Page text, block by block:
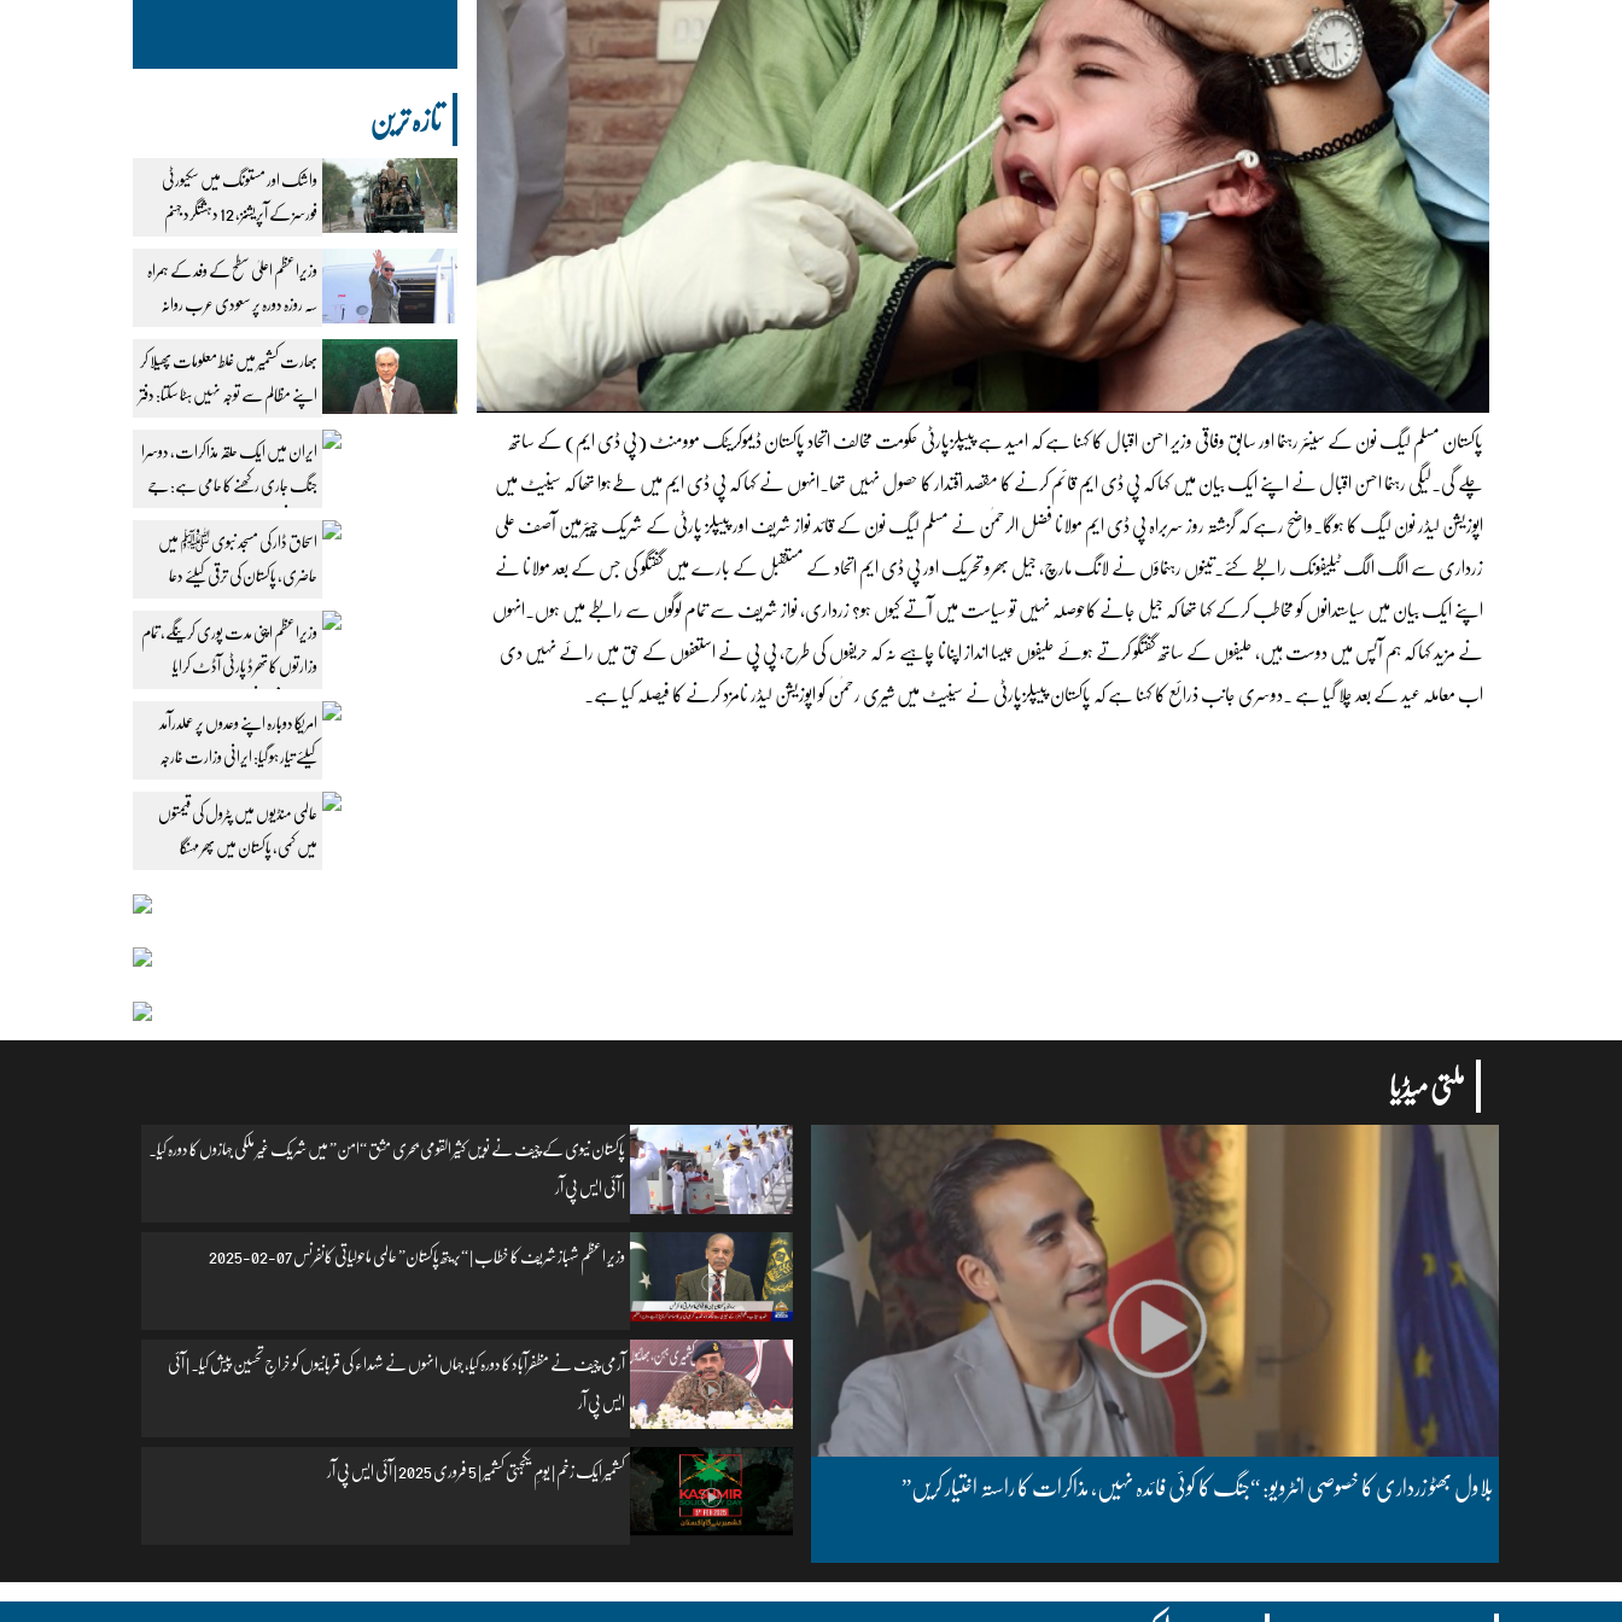
پاکستان مسلم لیگ نون کے سینئر رہنما اور سابق وفاقی وزیر احسن اقبال کا کہنا ہے کہ امید ہے پیپلزپارٹی حکومت مخالف اتحاد پاکستان ڈیموکریٹک موومنٹ (پی ڈی ایم) کے ساتھ
چلے گی۔لیگی رہنما احسن اقبال نے اپنے ایک بیان میں کہا کہ پی ڈی ایم قائم کرنے کا مقصد اقتدار کا حصول نہیں تھا۔انہوں نے کہا کہ پی ڈی ایم میں طےہوا تھا کہ سینیٹ میں
اپوزیشن لیڈر نون لیگ کا ہوگا۔واضح رہے کہ گزشتہ روز سربراہ پی ڈی ایم مولانا فضل الرحمٰن نے مسلم لیگ نون کے قائد نواز شریف اور پیپلز پارٹی کے شریک چیئرمین آصف علی
زرداری سے الگ الگ ٹیلیفونک رابطے کئے۔تینوں رہنماؤں نے لانگ مارچ، جیل بھرو تحریک اور پی ڈی ایم اتحاد کے مستقبل کے بارے میں گفتگو کی جس کے بعد مولانا نے
اپنے ایک بیان میں سیاستدانوں کو مخاطب کرکے کہا تھا کہ جیل جانے کاحوصلہ نہیں تو سیاست میں آتے کیوں ہو؟ زرداری، نواز شریف سے تمام لوگوں سے رابطے میں ہوں۔انہوں
نے مزید کہا کہ ہم آپس میں دوست ہیں، حلیفوں کے ساتھ گفتگو کرتے ہوئے حلیفوں جیسا انداز اپنانا چاہیے نہ کہ حریفوں کی طرح، پی پی نے استعفوں کے حق میں رائے نہیں دی
اب معاملہ عید کے بعد چلا گیا ہے ۔دوسری جانب ذرائع کا کہنا ہے کہ پاکستان پیپلزپارٹی نے سینیٹ میں شیری رحمٰن کو اپوزیشن لیڈر نامزد کرنے کا فیصلہ کیا ہے۔
تازہ ترین
واشک اور مستونگ میں سکیورٹی
فورسز کے آپریشنز، 12 دہشتگرد جہنم
واصل
وزیراعظم اعلیٰ سطح کے وفد کے ہمراہ
سہ روزہ دورہ پر سعودی عرب روانہ
بھارت کشمیر میں غلط معلومات پھیلا کر
اپنے مظالم سے توجہ نہیں ہٹا سکتا: دفتر
ایران میں ایک حلقہ مذاکرات، دوسرا
جنگ جاری رکھنے کا حامی ہے: جے
ڈی وینس
اسحاق ڈار کی مسجد نبوی ﷺ میں
حاضری، پاکستان کی ترقی کیلئے دعا
وزیراعظم اپنی مدت پوری کرینگے، تمام
وزارتوں کا تھرڈ پارٹی آڈٹ کرایا
جائے: محسن نقوی
امریکا دوبارہ اپنے وعدوں پر عملدرآمد
کیلئے تیار ہو گیا: ایرانی وزارت خارجہ
عالمی منڈیوں میں پٹرول کی قیمتوں
میں کمی، پاکستان میں پھر مہنگا
ملتی میڈیا
بلاول بھٹو زرداری کا خصوصی انٹرویو: “جنگ کا کوئی فائدہ نہیں، مذاکرات کا راستہ اختیار کریں”
پاکستان نیوی کے چیف نے نویں کثیر القومی بحری مشق “امن” میں شریک غیر ملکی جہازوں کا دورہ کیا۔
| آئی ایس پی آر
وزیرِ اعظم شہباز شریف کا خطاب | “بریتھ پاکستان” عالمی ماحولیاتی کانفرنس 07-02-2025
آرمی چیف نے مظفرآباد کا دورہ کیا، جہاں انہوں نے شہداء کی قربانیوں کو خراجِ تحسین پیش کیا۔ | آئی
ایس پی آر
کشمیر ایک زخم | یومِ یکجہتی کشمیر | 5 فروری 2025 | آئی ایس پی آر